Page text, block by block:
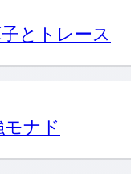
とトレース
ナド